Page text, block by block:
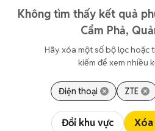
Không tìm thấy kết quả
Cẩm Phả,
Hãy xóa một số bộ lọc hoặc
kiếm để xem nhiều
Điện thoại ZTE
Đổi khu vực